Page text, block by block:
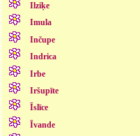
Ilziķe
Imula
Inčupe
Indrica
Irbe
Iršupīte
Īslīce
Īvande